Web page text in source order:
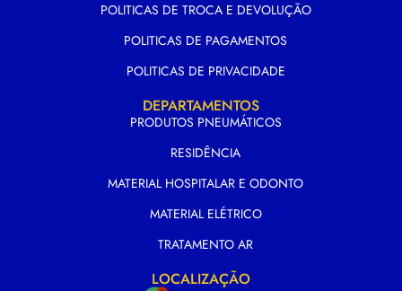
POLITICAS DE TROCA E DEVOLUÇÃO
POLITICAS DE PAGAMENTOS
POLITICAS DE PRIVACIDADE
DEPARTAMENTOS
PRODUTOS PNEUMÁTICOS
RESIDÊNCIA
MATERIAL HOSPITALAR E ODONTO
MATERIAL ELÉTRICO
TRATAMENTO AR
LOCALIZAÇÃO